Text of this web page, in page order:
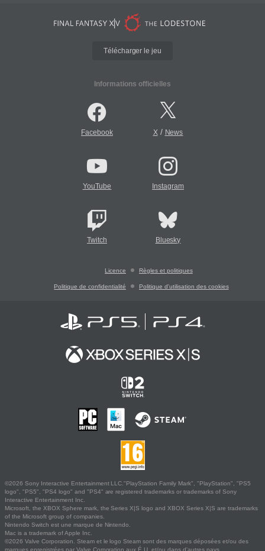
Télécharger le jeu
Informations officielles
Facebook X/ News
YouTube Instagram
Twitch Bluesky
Licence Règles et politiques
Politique de confidentialité Politique d'utilisation des cookies
©2026 Sony Interactive Entertainment LLC."PlayStation Family Mark", "PlayStation", "PS5
logo", "PS5", "PS4 logo" and "PS4" are registered trademarks or trademarks of Sony
Interactive Entertainment Inc.
Microsoft, the XBOX Sphere mark, the Series X|S logo and XBOX Series X|S are trademarks
of the Microsoft group of companies.
Nintendo Switch est une marque de Nintendo.
Mac is a trademark of Apple Inc.
©2026 Valve Corporation. Steam et le logo Steam sont des marques déposées et/ou des
marques enregistrées par Valve Corporation aux É.U. et/ou dans d'autres pays.